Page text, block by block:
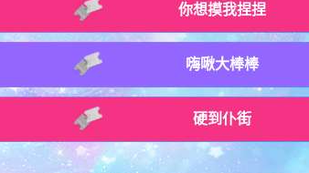
你想摸我捏捏
嗨啾大棒棒
硬到仆街